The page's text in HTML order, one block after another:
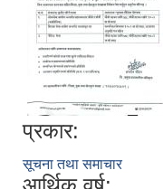
प्रकार:
सूचना तथा समाचार